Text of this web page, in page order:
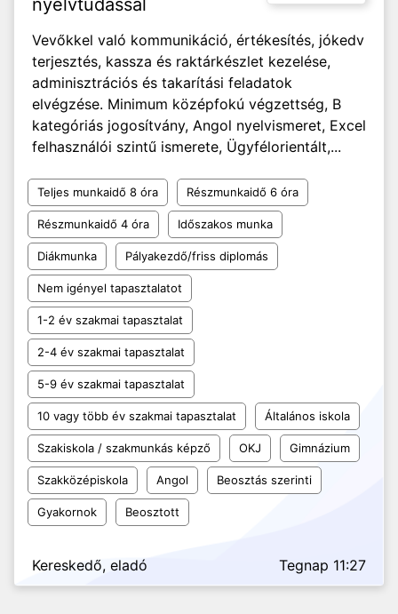
nyelvtudással
Vevőkkel való kommunikáció, értékesítés, jókedv
terjesztés, kassza és raktárkészlet kezelése,
adminisztrációs és takarítási feladatok
elvégzése. Minimum középfokú végzettség, B
kategóriás jogosítvány, Angol nyelvismeret, Excel
felhasználói szintű ismerete, Ügyfélorientált,...
Teljes munkaidő 8 óra Részmunkaidő 6 óra
Részmunkaidő 4 óra Időszakos munka
Diákmunka Pályakezdő/friss diplomás
Nem igényel tapasztalatot
1-2 év szakmai tapasztalat
2-4 év szakmai tapasztalat
5-9 év szakmai tapasztalat
10 vagy több év szakmai tapasztalat Általános iskola
Szakiskola / szakmunkás képző OKJ Gimnázium
Szakközépiskola Angol Beosztás szerinti
Gyakornok Beosztott
Kereskedő, eladó Tegnap 11:27